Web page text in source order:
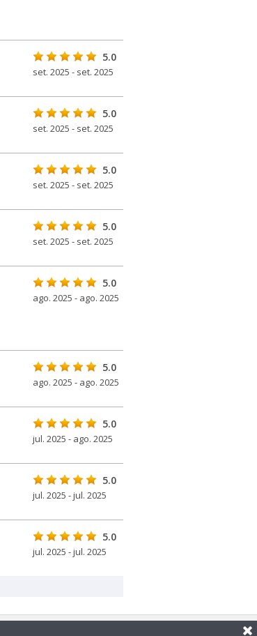
5.0
set. 2025 - set. 2025
5.0
set. 2025 - set. 2025
5.0
set. 2025 - set. 2025
5.0
set. 2025 - set. 2025
5.0
ago. 2025 - ago. 2025
5.0
ago. 2025 - ago. 2025
5.0
jul. 2025 - ago. 2025
5.0
jul. 2025 - jul. 2025
5.0
jul. 2025 - jul. 2025